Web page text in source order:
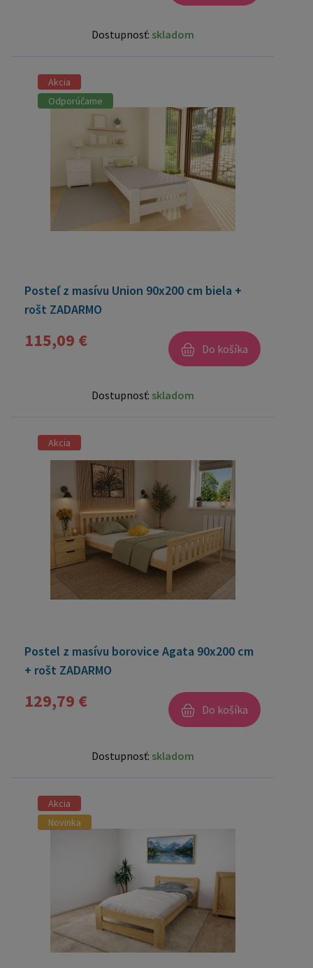
Dostupnosť: skladom
Akcia
Odporúčame
Posteľ z masívu Union 90x200 cm biela +
rošt ZADARMO
115,09 € Do košíka
Dostupnosť: skladom
Akcia
Postel z masívu borovice Agata 90x200 cm
+ rošt ZADARMO
129,79 € Do košíka
Dostupnosť: skladom
Akcia
Novinka